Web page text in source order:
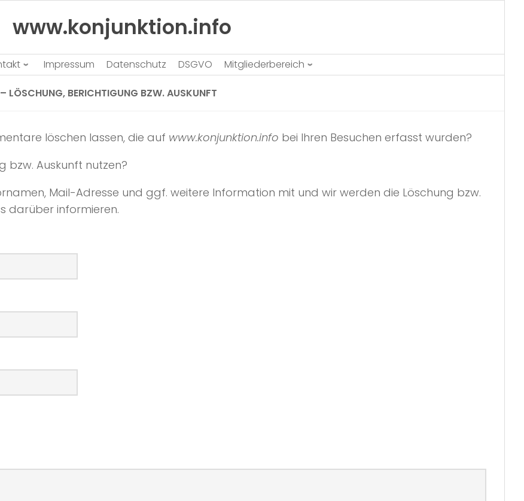
www.konjunktion.info
Impressum Datenschutz DSGVO Mitgliederbereich
BERICHTIGUNG BZW. AUSKUNFT
löschen lassen, die auf www.konjunktion.info bei Ihren Besuchen erfasst wurden?
bzw. Auskunft nutzen?
Mail-Adresse und ggf. weitere Information mit und wir werden die Löschung bzw.
darüber informieren.